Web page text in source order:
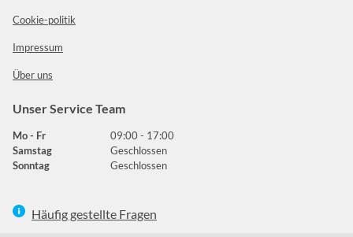
Cookie-politik
Impressum
Über uns
Unser Service Team
Mo - Fr
09:00 - 17:00
Samstag
Geschlossen
Sonntag
Geschlossen
Häufig gestellte Fragen